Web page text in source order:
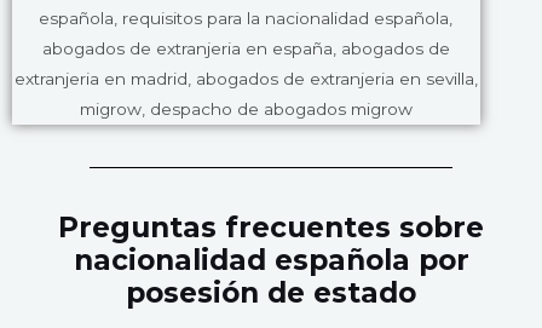
Preguntas frecuentes sobre
nacionalidad española por
posesión de estado